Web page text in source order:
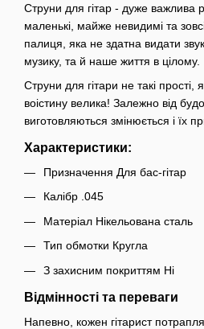
Струни для гітар - дуже важлива
маленькі, майже невидимі та
палиця, яка не здатна видати
музику, та й наше життя в цілому.
Струни для гітари не такі
воістину велика! Залежно від
виготовляються змінюється і їх
Характеристики:
Призначення Для бас-гітар
Калібр .045
Матеріал Нікельована сталь
Тип обмотки Кругла
З захисним покриттям Ні
Відмінності та переваги
Напевно, кожен гітарист